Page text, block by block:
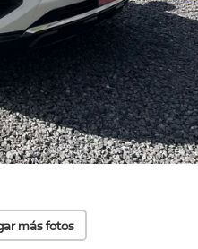
más fotos